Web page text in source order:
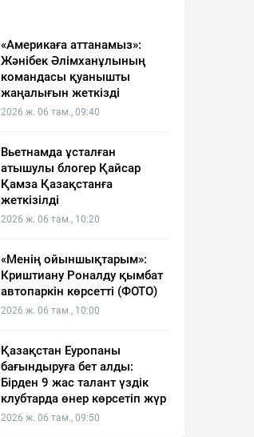
«Америкаға аттанамыз»:
Жәнібек Әлімханұлының
командасы қуанышты
жаңалығын жеткізді
2026 ж. 06 там., 09:40
Вьетнамда ұсталған
атышулы блогер Қайсар
Қамза Қазақстанға
жеткізілді
2026 ж. 06 там., 10:20
«Менің ойыншықтарым»:
Криштиану Роналду қымбат
автопаркін көрсетті (ФОТО)
2026 ж. 06 там., 10:00
Қазақстан Еуропаны
бағындыруға бет алды:
Бірден 9 жас талант үздік
клубтарда өнер көрсетіп жүр
2026 ж. 06 там., 09:50